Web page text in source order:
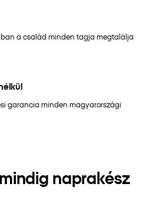
a család minden tagja megtalálja
garancia minden magyarországi
naprakész